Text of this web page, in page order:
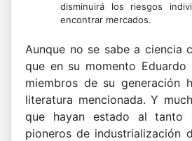
disminuirá los riesgos
encontrar mercados.
Aunque no se sabe a ciencia
que en su momento
miembros de su generación
literatura mencionada. Y
que hayan estado al tanto
pioneros de industrialización